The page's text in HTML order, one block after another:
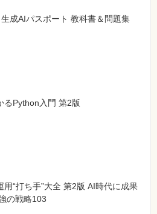
成AIパスポート 教科書＆問題集
るPython入門 第2版
用“打ち手”大全 第2版 AI時代に成果
の戦略103